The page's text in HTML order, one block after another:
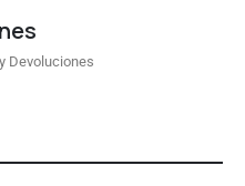
Devoluciones